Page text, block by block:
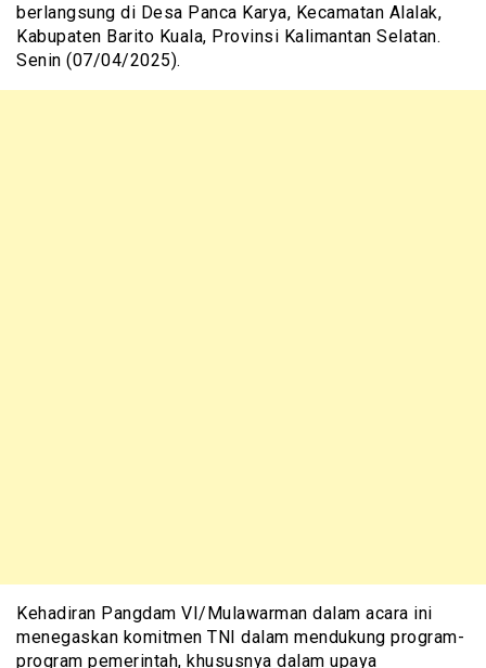
berlangsung di Desa Panca Karya, Kecamatan Alalak,
Kabupaten Barito Kuala, Provinsi Kalimantan Selatan.
Senin (07/04/2025).
Kehadiran Pangdam VI/Mulawarman dalam acara ini
menegaskan komitmen TNI dalam mendukung program-
program pemerintah, khususnya dalam upaya